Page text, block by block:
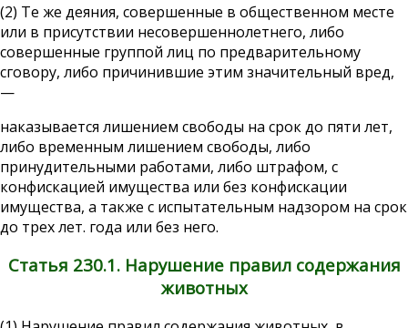
(2) Те же деяния, совершенные в общественном месте
или в присутствии несовершеннолетнего, либо
совершенные группой лиц по предварительному
сговору, либо причинившие этим значительный вред,
—
наказывается лишением свободы на срок до пяти лет,
либо временным лишением свободы, либо
принудительными работами, либо штрафом, с
конфискацией имущества или без конфискации
имущества, а также с испытательным надзором на срок
до трех лет. года или без него.
Статья 230.1. Нарушение правил содержания
животных